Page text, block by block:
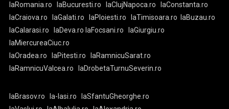
laRomania.ro laBucuresti.ro laClujNapoca.ro
laConstanta.ro
laCraiova.ro
laGalati.ro laPloiesti.ro laTimisoara.ro
laBuzau.ro
laCalarasi.ro
laDeva.ro laFocsani.ro
laGiurgiu.ro
laMiercureaCiuc.ro
laOradea.ro
laPitesti.ro
laRamnicuSarat.ro
laRamnicuValcea.ro
laDrobetaTurnuSeverin.ro
laBrasov.ro la-Iasi.ro
laSfantuGheorghe.ro